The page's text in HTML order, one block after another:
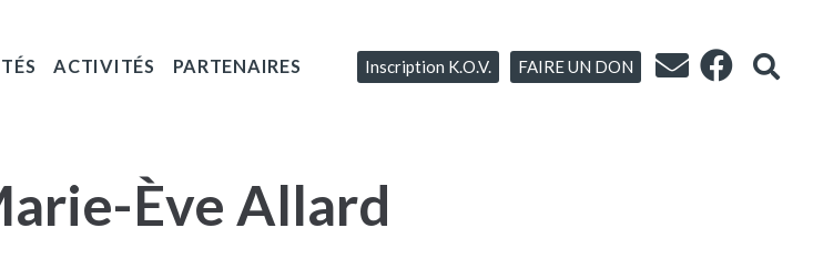
ACTIVITÉS PARTENAIRES Inscription K.O.V. FAIRE UN DON
Ève Allard